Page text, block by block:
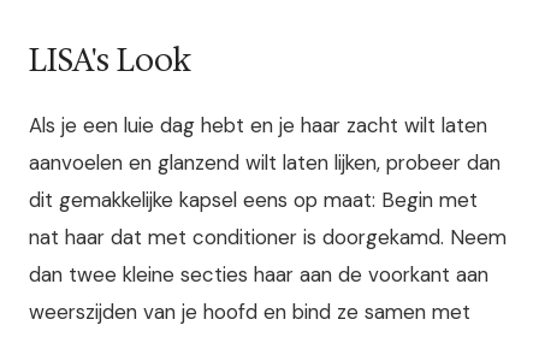
LISA's Look
Als je een luie dag hebt en je haar zacht wilt laten
aanvoelen en glanzend wilt laten lijken, probeer dan
dit gemakkelijke kapsel eens op maat: Begin met
nat haar dat met conditioner is doorgekamd. Neem
dan twee kleine secties haar aan de voorkant aan
weerszijden van je hoofd en bind ze samen met